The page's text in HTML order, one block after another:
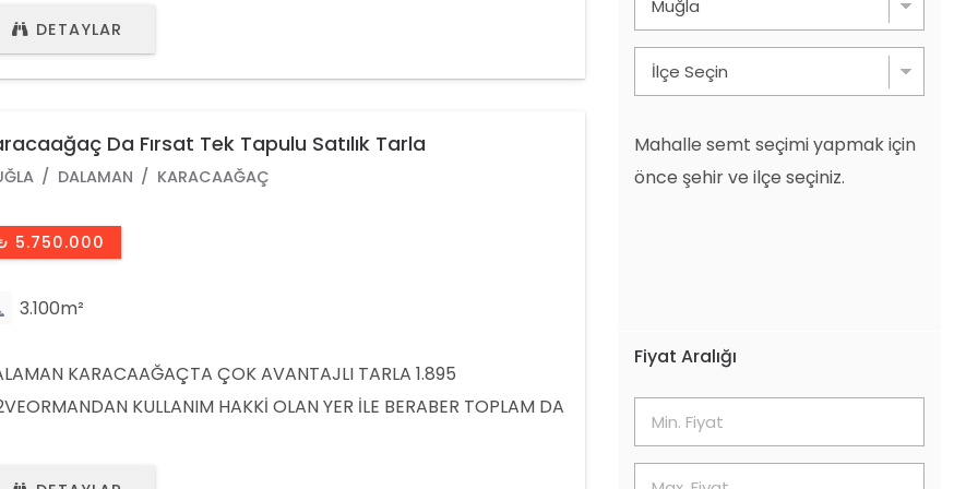
ağaçı bulunmaktadır. REFERANS NUMARASI: 1857YÜKSEL
692 5610EMLAK DANIŞMANIMIZ:0543 692 5332
DETAYLAR
Da Fırsat Tek Tapulu Satılık Tarla
DALAMAN KARACAAĞAÇ
5.750.000
3.100m²
KARACAAĞAÇTA ÇOK AVANTAJLI TARLA 1.895
KULLANIM HAKKİ OLAN YER İLE BERABER TOPLAM DA
Mahalle semt seçimi yapmak için
önce şehir ve ilçe seçiniz.
Fiyat Aralığı